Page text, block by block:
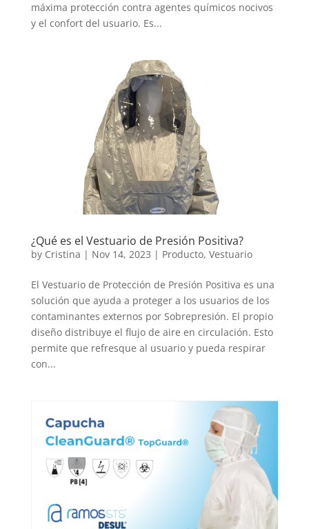
máxima protección contra agentes químicos nocivos
y el confort del usuario. Es...
¿Qué es el Vestuario de Presión Positiva?
by Cristina | Nov 14, 2023 | Producto, Vestuario
El Vestuario de Protección de Presión Positiva es una
solución que ayuda a proteger a los usuarios de los
contaminantes externos por Sobrepresión. El propio
diseño distribuye el flujo de aire en circulación. Esto
permite que refresque al usuario y pueda respirar
con...